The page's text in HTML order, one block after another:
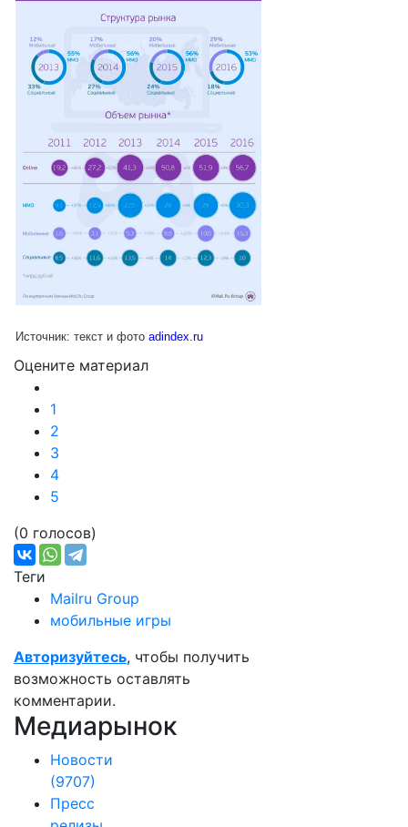
Источник: текст и фото adindex.ru
Оцените материал
1
2
3
4
5
(0 голосов)
Теги
Mailru Group
мобильные игры
Авторизуйтесь, чтобы получить
возможность оставлять
комментарии.
Медиарынок
Новости
(9707)
Пресс